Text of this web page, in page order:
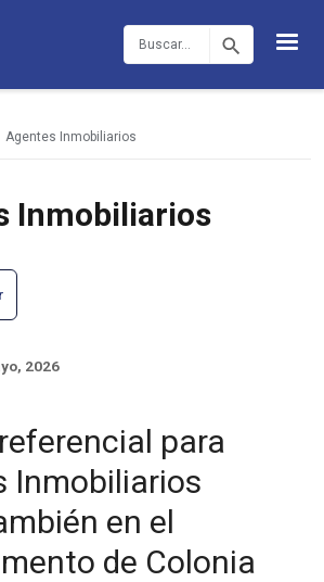
Buscar
Agentes Inmobiliarios
Inmobiliarios
2026
para
Inmobiliarios
en el
de Colonia